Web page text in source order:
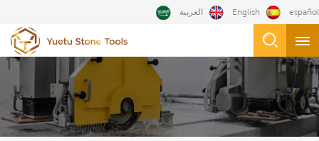
العربية English español